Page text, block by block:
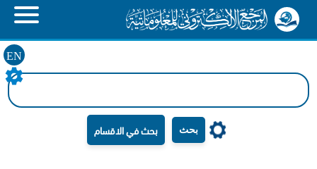
EN
بحث